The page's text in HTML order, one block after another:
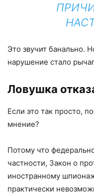
Это звучит банально.
нарушение стало
Ловушка
Если это так просто,
мнение?
Потому что
частности, Закон о
иностранному
практически